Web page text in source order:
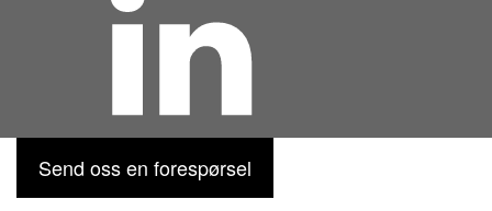
Send oss en forespørsel